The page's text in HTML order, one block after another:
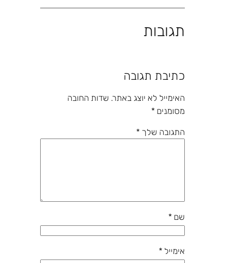
תגובות
כתיבת תגובה
האימייל לא יוצג באתר. שדות החובה
מסומנים *
התגובה שלך *
שם *
אימייל *